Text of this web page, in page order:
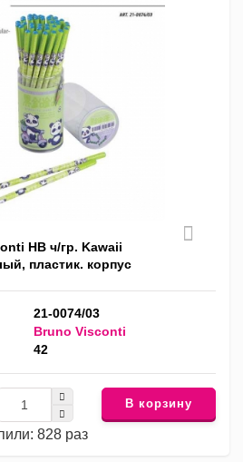
HB ч/гр. Kawaii
пластик. корпус
21-0074/03
Bruno Visconti
42
828 раз
В корзину